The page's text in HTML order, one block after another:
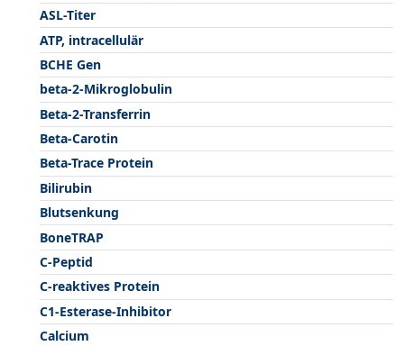
ASL-Titer
ATP, intracellulär
BCHE Gen
beta-2-Mikroglobulin
Beta-2-Transferrin
Beta-Carotin
Beta-Trace Protein
Bilirubin
Blutsenkung
BoneTRAP
C-Peptid
C-reaktives Protein
C1-Esterase-Inhibitor
Calcium